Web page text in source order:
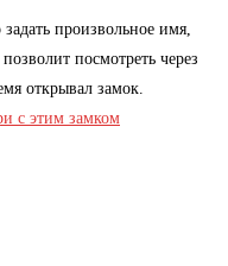
произвольное имя,
посмотреть через
открывал замок.
с этим замком